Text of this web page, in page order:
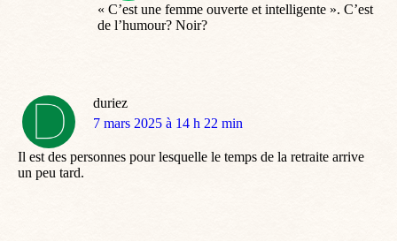
« C’est une femme ouverte et intelligente ». C’est
de l’humour? Noir?
duriez
dit
7 mars 2025 à 14 h 22 min
Il est des personnes pour lesquelle le temps de la retraite arrive
un peu tard.